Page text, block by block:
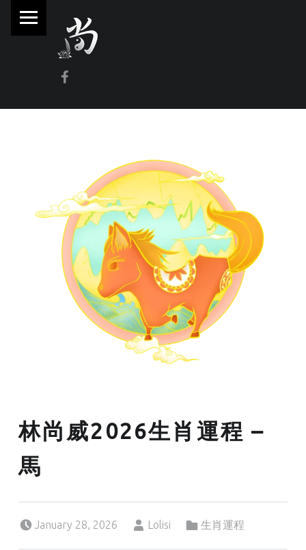
尚
門
風
水
命
理
林師傅(Sammy Lam) 玄學顧問-奇門遁甲流年問事、增運、調整風水
Facebook
林尚威2026生肖運程 –
馬
January 28, 2026
Lolisi
生肖運程